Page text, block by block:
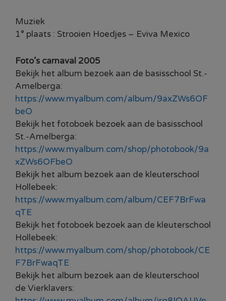
Muziek
1° plaats : Strooien Hoedjes – Eviva Mexico
Foto’s carnaval 2005
Bekijk het album bezoek aan de basisschool St.-
Amelberga:
https://www.myalbum.com/album/9axZWs6OF
beO
Bekijk het fotoboek bezoek aan de basisschool
St.-Amelberga:
https://www.myalbum.com/shop/photobook/9a
xZWs6OFbeO
Bekijk het album bezoek aan de kleuterschool
Hollebeek:
https://www.myalbum.com/album/CEF7BrFwa
qTE
Bekijk het fotoboek bezoek aan de kleuterschool
Hollebeek:
https://www.myalbum.com/shop/photobook/CE
F7BrFwaqTE
Bekijk het album bezoek aan de kleuterschool
de Vierklavers: